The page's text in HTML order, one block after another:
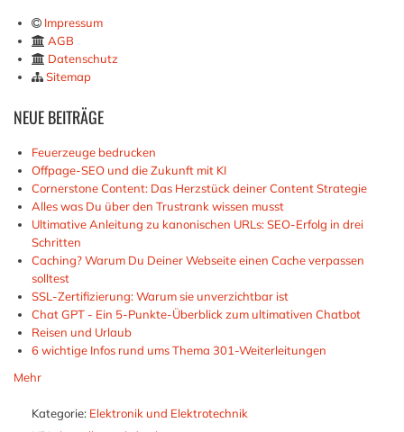
Impressum
AGB
Datenschutz
Sitemap
NEUEBEITRÄGE
Feuerzeuge bedrucken
Offpage-SEO und die Zukunft mit KI
Cornerstone Content: Das Herzstück deiner Content Strategie
Alles was Du über den Trustrank wissen musst
Ultimative Anleitung zu kanonischen URLs: SEO-Erfolg in drei
Schritten
Caching? Warum Du Deiner Webseite einen Cache verpassen
solltest
SSL-Zertifizierung: Warum sie unverzichtbar ist
Chat GPT - Ein 5-Punkte-Überblick zum ultimativen Chatbot
Reisen und Urlaub
6 wichtige Infos rund ums Thema 301-Weiterleitungen
Mehr
Kategorie: Elektronik und Elektrotechnik